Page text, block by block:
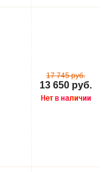
17 745 руб.
13 650 руб.